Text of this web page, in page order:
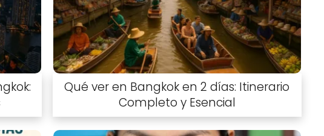
Qué ver en Bangkok en 2 días: Itinerario
Completo y Esencial